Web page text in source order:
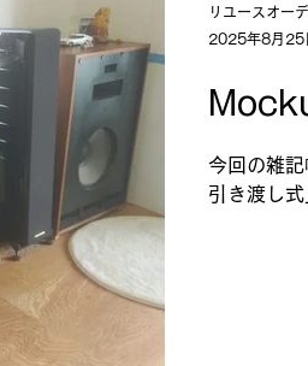
今回の雑
引き渡し
リユースオー
2025年8月25